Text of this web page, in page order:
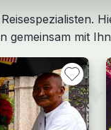
gemeinsam mit